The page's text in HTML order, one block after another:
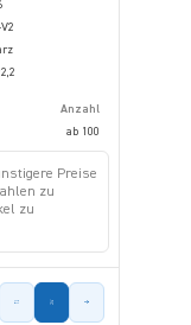
Anzahl
ab 100
Preise
zu
zu